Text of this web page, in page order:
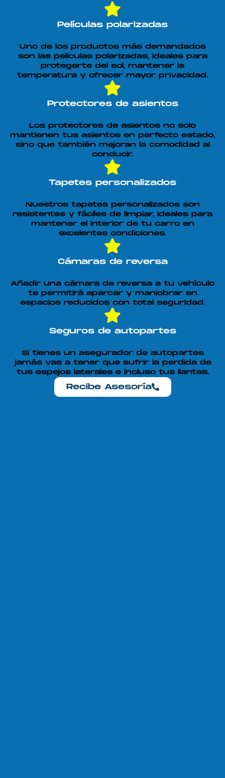
Películas polarizadas
Uno de los productos más demandados
son las películas polarizadas, ideales para
protegerte del sol, mantener la
temperatura y ofrecer mayor privacidad.
Protectores de asientos
Los protectores de asientos no solo
mantienen tus asientos en perfecto estado,
sino que también mejoran la comodidad al
conducir.
Tapetes personalizados
Nuestros tapetes personalizados son
resistentes y fáciles de limpiar, ideales para
mantener el interior de tu carro en
excelentes condiciones.
Cámaras de reversa
Añadir una cámara de reversa a tu vehículo
te permitirá aparcar y maniobrar en
espacios reducidos con total seguridad.
Seguros de autopartes
Si tienes un asegurador de autopartes
jamás vas a tener que sufrir la perdida de
tus espejos laterales e incluso tus llantas.
Recibe Asesoría